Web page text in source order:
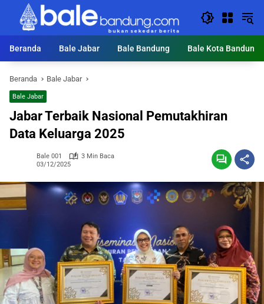
Langsung
konten
Beranda
Bale Jabar Bale Bandung Bale Kota Bandung
Beranda Bale Jabar
Bale Jabar
Jabar Terbaik Nasional Pemutakhiran
Data Keluarga 2025
Bale 001
3 Min Baca
03/12/2025